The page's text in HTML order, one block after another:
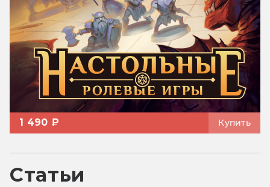
1 490 ₽ Купить
Статьи